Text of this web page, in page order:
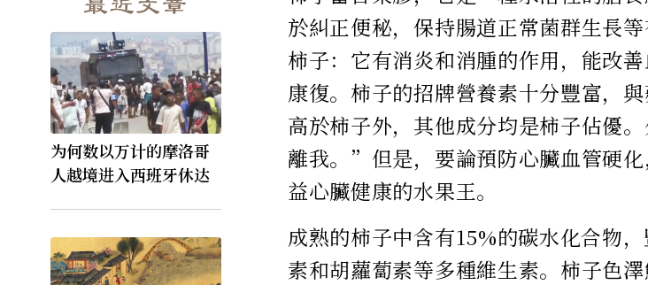
为何数以万计的摩洛哥
人越境进入西班牙休达
於糾正便秘，保持腸道正常菌群生長
柿子：它有消炎和消腫的作用，能改
康復。柿子的招牌營養素十分豐富，
高於柿子外，其他成分均是柿子佔優
離我。”但是，要論預防心臟血管硬
益心臟健康的水果王。
成熟的柿子中含有15%的碳水化合物
素和胡蘿蔔素等多種維生素。柿子色